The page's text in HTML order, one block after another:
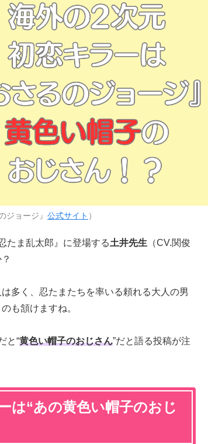
ジョージ』 公式サイト ）
たま乱太郎』に登場する土井先生 （CV.関俊
多く、忍たまたちを率いる頼れる大人の男
も頷けますね。
と“黄色い帽子のおじさん”だと語る投稿が注
は“あの黄色い帽子のおじ